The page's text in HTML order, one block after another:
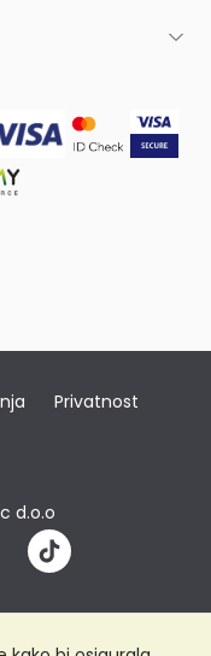
Privatnost
d.o.o